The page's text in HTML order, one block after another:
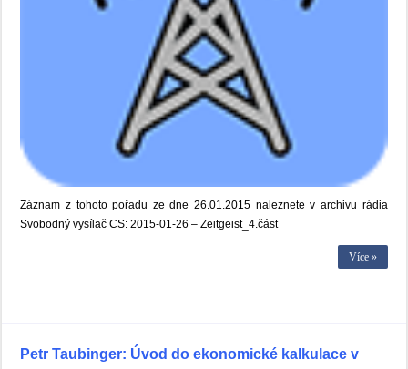
Záznam z tohoto pořadu ze dne 26.01.2015 naleznete v archivu rádia
Svobodný vysílač CS: 2015-01-26 – Zeitgeist_4.část
Více »
Petr Taubinger: Úvod do ekonomické kalkulace v